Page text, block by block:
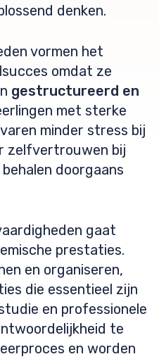
denken.
vormen het
omdat ze
gestructureerd en
met sterke
minder stress bij
zelfvertrouwen bij
doorgaans
gaat
prestaties.
en organiseren,
die essentieel zijn
en professionele
te
en worden